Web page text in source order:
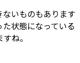
いものもあります
状態になっている
ね。